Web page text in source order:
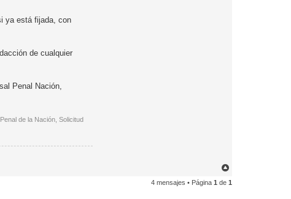
ya está fijada, con
de cualquier
Penal Nación,
de la Nación, Solicitud
r
4 mensajes • Página 1 de 1